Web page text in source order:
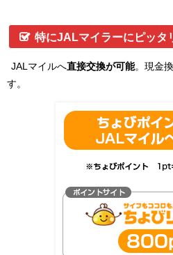
特にJALマイラーにピッタ
JALマイルへ直接交換が可能。現金
す。